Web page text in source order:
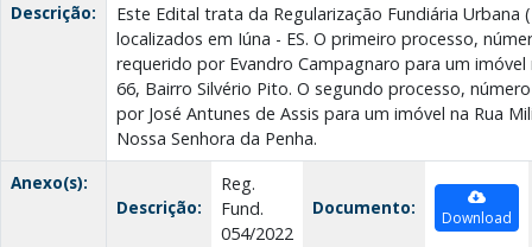
Descrição:
Este Edital trata da Regularização Fundiária Urbana
localizados em Iúna - ES. O primeiro processo,
requerido por Evandro Campagnaro para um imóvel
66, Bairro Silvério Pito. O segundo processo,
por José Antunes de Assis para um imóvel na Rua
Nossa Senhora da Penha.
Anexo(s):
Descrição:
Reg.
Fund.
054/2022
Documento: Download